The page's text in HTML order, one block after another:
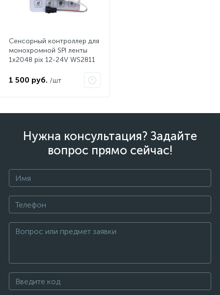
Сенсорный контроллер для
монохромной SPI ленты
1x2048 pix 12-24V WS2811
1 500 руб. /шт
Нужна консультация? Задайте
вопрос прямо сейчас!